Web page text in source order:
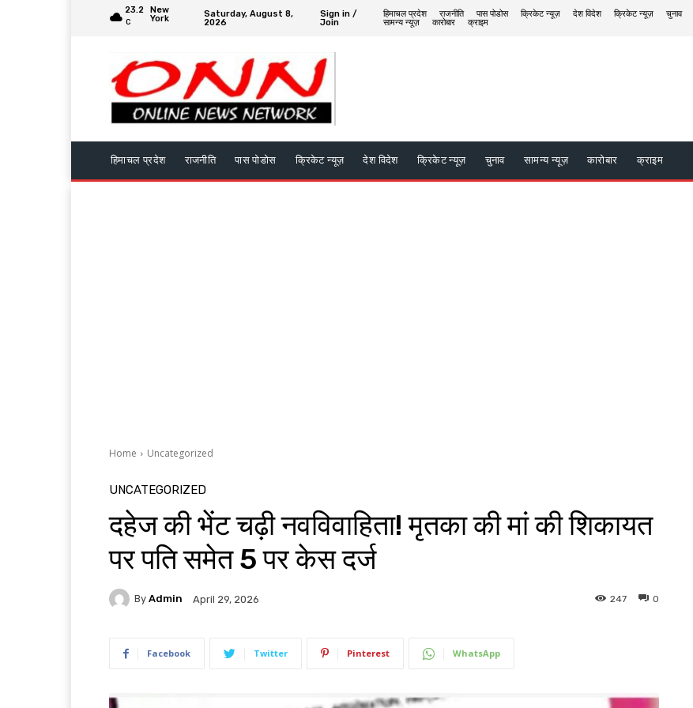
23.2
C
New
York
Saturday, August 8,
2026
Sign in /
Join
हिमाचल प्रदेश राजनीति पास पोडोस क्रिकेट न्यूज़ देश विदेश क्रिकेट न्यूज़
चुनाव
सामन्य न्यूज़
कारोबार क्राइम
हिमाचल प्रदेश राजनीति पास पोडोस क्रिकेट न्यूज़ देश विदेश क्रिकेट न्यूज़ चुनाव सामन्य न्यूज़ कारोबार क्राइम
Home Uncategorized
UNCATEGORIZED
दहेज की भेंट चढ़ी नवविवाहिता! मृतका की मां की शिकायत
पर पति समेत 5 पर केस दर्ज
By Admin April 29, 2026 0
247
Facebook Twitter Pinterest WhatsApp